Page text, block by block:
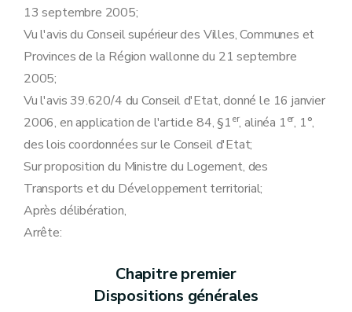
Art. 21
Art. 22
Section 2 En matière de protection de l'environnement
Art. 23
Section 3 En matière de collecte des données
Art. 25
Chapitre IV Obligations de service public à caractère social
Section première
Fourniture aux clients protégés
Art. 26
Art. 27
Art. 28
Section 2 Procédure applicable au client résidentiel en cas de non-paiement
Art. 29
Section 3
Art. 33
Art. 34
13 septembre 2005;
Vu l'avis du Conseil supérieur des Villes, Communes et
Provinces de la Région wallonne du 21 septembre
2005;
Vu l'avis 39.620/4 du Conseil d'Etat, donné le 16 janvier
2006, en application de l'article 84, §1er, alinéa 1er, 1°,
des lois coordonnées sur le Conseil d'Etat;
Sur proposition du Ministre du Logement, des
Transports et du Développement territorial;
Après délibération,
Arrête:
Chapitre premier
Dispositions générales